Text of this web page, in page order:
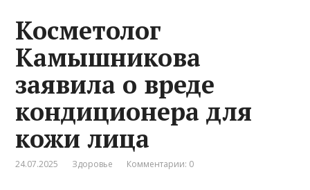
Косметолог
Камышникова
заявила о вреде
кондиционера для
кожи лица
24.07.2025 Здоровье Комментарии: 0